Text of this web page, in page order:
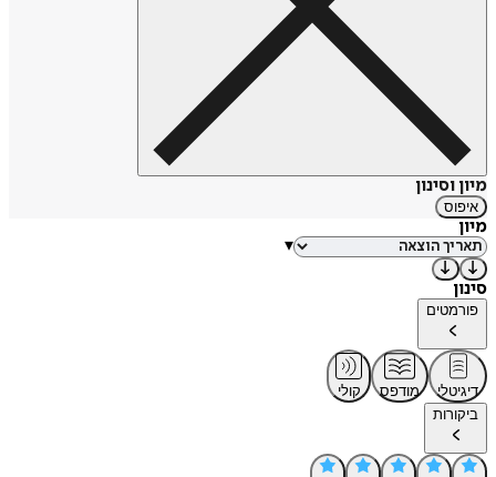
מיון וסינון
איפוס
מיון
▾
סינון
פורמטים
דיגיטלי מודפס
קולי
ביקורות